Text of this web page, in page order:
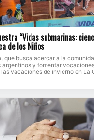
“Vidas submarinas:
de los Niños
que busca acercar a la
argentinos y fomentar
vacaciones de invierno en La